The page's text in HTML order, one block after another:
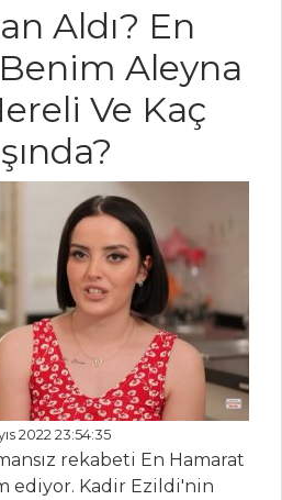
Aldı? En
Aleyna
Ve Kaç
2022 23:54:35
rekabeti En Hamarat
ediyor. Kadir Ezildi'nin